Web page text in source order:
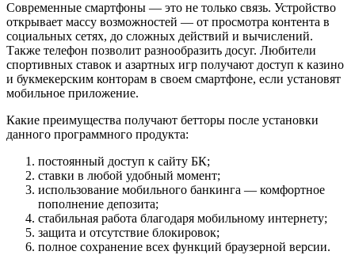
Современные смартфоны — это не только связь. Устройство
открывает массу возможностей — от просмотра контента в
социальных сетях, до сложных действий и вычислений.
Также телефон позволит разнообразить досуг. Любители
спортивных ставок и азартных игр получают доступ к казино
и букмекерским конторам в своем смартфоне, если установят
мобильное приложение.
Какие преимущества получают бетторы после установки
данного программного продукта:
постоянный доступ к сайту БК;
ставки в любой удобный момент;
использование мобильного банкинга — комфортное
пополнение депозита;
стабильная работа благодаря мобильному интернету;
защита и отсутствие блокировок;
полное сохранение всех функций браузерной версии.